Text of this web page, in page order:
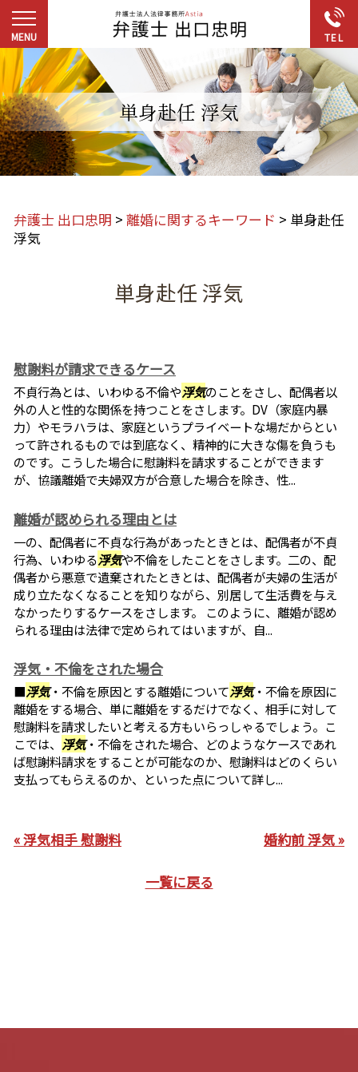
単身赴任 浮気
弁護士 出口忠明 > 離婚に関するキーワード > 単身赴任
浮気
単身赴任 浮気
慰謝料が請求できるケース
不貞行為とは、いわゆる不倫や浮気のことをさし、配偶者以
外の人と性的な関係を持つことをさします。DV（家庭内暴
力）やモラハラは、家庭というプライベートな場だからとい
って許されるものでは到底なく、精神的に大きな傷を負うも
のです。こうした場合に慰謝料を請求することができます
が、協議離婚で夫婦双方が合意した場合を除き、性...
離婚が認められる理由とは
一の、配偶者に不貞な行為があったときとは、配偶者が不貞
行為、いわゆる浮気や不倫をしたことをさします。二の、配
偶者から悪意で遺棄されたときとは、配偶者が夫婦の生活が
成り立たなくなることを知りながら、別居して生活費を与え
なかったりするケースをさします。 このように、離婚が認め
られる理由は法律で定められてはいますが、自...
浮気・不倫をされた場合
■浮気・不倫を原因とする離婚について浮気・不倫を原因に
離婚をする場合、単に離婚をするだけでなく、相手に対して
慰謝料を請求したいと考える方もいらっしゃるでしょう。こ
こでは、 浮気・不倫をされた場合、どのようなケースであれ
ば慰謝料請求をすることが可能なのか、慰謝料はどのくらい
支払ってもらえるのか、といった点について詳し...
« 浮気相手 慰謝料 婚約前 浮気 »
一覧に戻る